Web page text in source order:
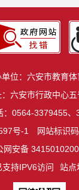
单位：六安市教育体
六安市行政中心
：0564-3379455、
号-1
网站标识
网安备
支持IPV6访问
站点